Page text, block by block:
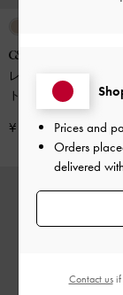
レザースリングバック
トパンプス - ブラッ
¥ 14,900Prices and
Orders
delivered
Contact usif